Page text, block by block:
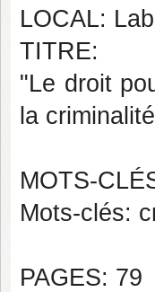
LOCAL:
TITRE:
"Le droit
la
MOTS-
Mots-clés:
PAGES: 79